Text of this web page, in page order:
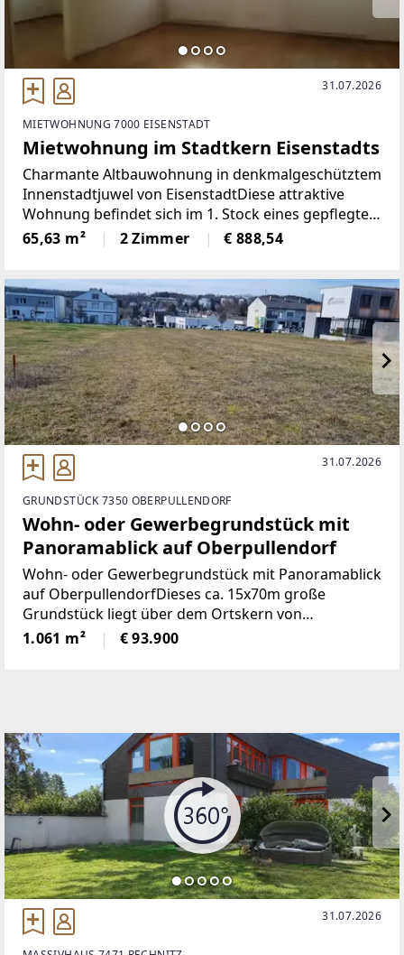
31.07.2026
MIETWOHNUNG 7000 EISENSTADT
Mietwohnung im Stadtkern Eisenstadts
Charmante Altbauwohnung in denkmalgeschütztem
Innenstadtjuwel von EisenstadtDiese attraktive
Wohnung befindet sich im 1. Stock eines gepflegten,
denkmalgeschützten Stadthauses in bester
Innenstadtlage von Eisenstadt. Dank der ruhigen
65,63 m² 2 Zimmer € 888,54
31.07.2026
GRUNDSTÜCK 7350 OBERPULLENDORF
Wohn- oder Gewerbegrundstück mit
Panoramablick auf Oberpullendorf
Wohn- oder Gewerbegrundstück mit Panoramablick
auf OberpullendorfDieses ca. 15x70m große
Grundstück liegt über dem Ortskern von
Oberpullendorf und hat aufgrund seiner idealen
Lage den ganzen Tag Sonnenschein.Das Grundstück
1.061 m² € 93.900
31.07.2026